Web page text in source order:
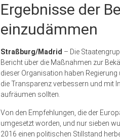
Ergebnisse der
einzudämmen
Straßburg/Madrid – Die
Bericht über die Maßnahmen zur
dieser Organisation haben
die Transparenz verbessern und mit
aufräumen sollten.
Von den Empfehlungen, die der
umgesetzt worden, und nur sieben
2016 einen politischen Stillstand